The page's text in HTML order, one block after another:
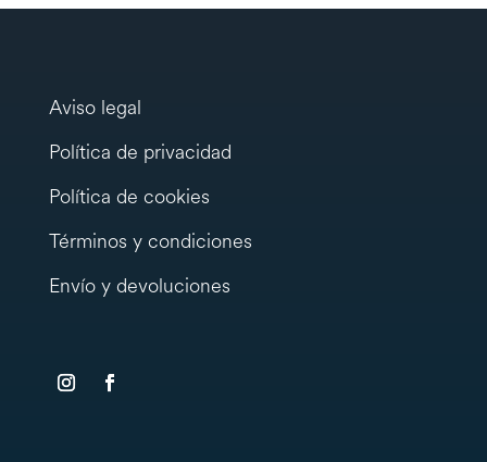
Aviso legal
Política de privacidad
Política de cookies
Términos y condiciones
Envío y devoluciones